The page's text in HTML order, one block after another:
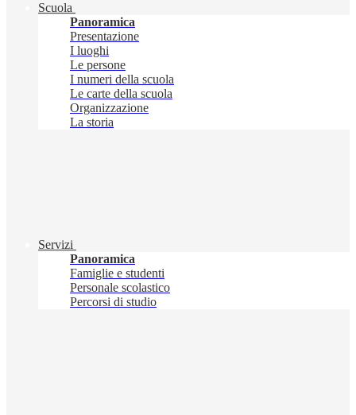
Scuola
Panoramica
Presentazione
I luoghi
Le persone
I numeri della scuola
Le carte della scuola
Organizzazione
La storia
Servizi
Panoramica
Famiglie e studenti
Personale scolastico
Percorsi di studio